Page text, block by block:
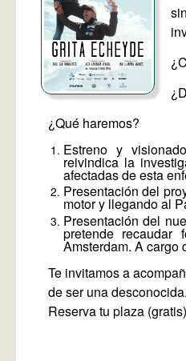
¿Qué haremos?
Estreno y
reivindica la
afectadas de esta
Presentación del
motor y llegando al
Presentación del
pretende
Amsterdam. A cargo
Te invitamos a
de ser una desconocida.
Reserva tu plaza